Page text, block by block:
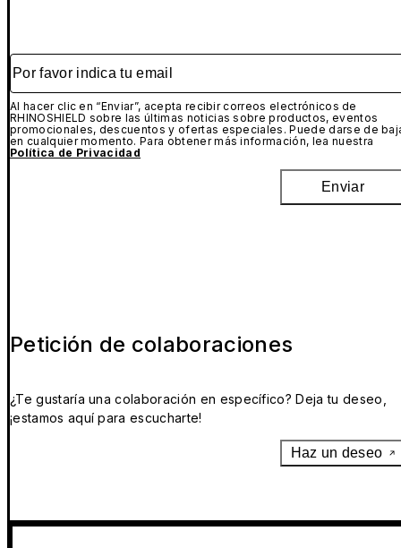
Por favor indica tu email
Al hacer clic en “Enviar”, acepta recibir correos electrónicos de
RHINOSHIELD sobre las últimas noticias sobre productos, eventos
promocionales, descuentos y ofertas especiales. Puede darse de
en cualquier momento. Para obtener más información, lea nuestra
Política de Privacidad
Enviar
Petición de colaboraciones
¿Te gustaría una colaboración en específico? Deja tu deseo,
¡estamos aquí para escucharte!
Haz un deseo